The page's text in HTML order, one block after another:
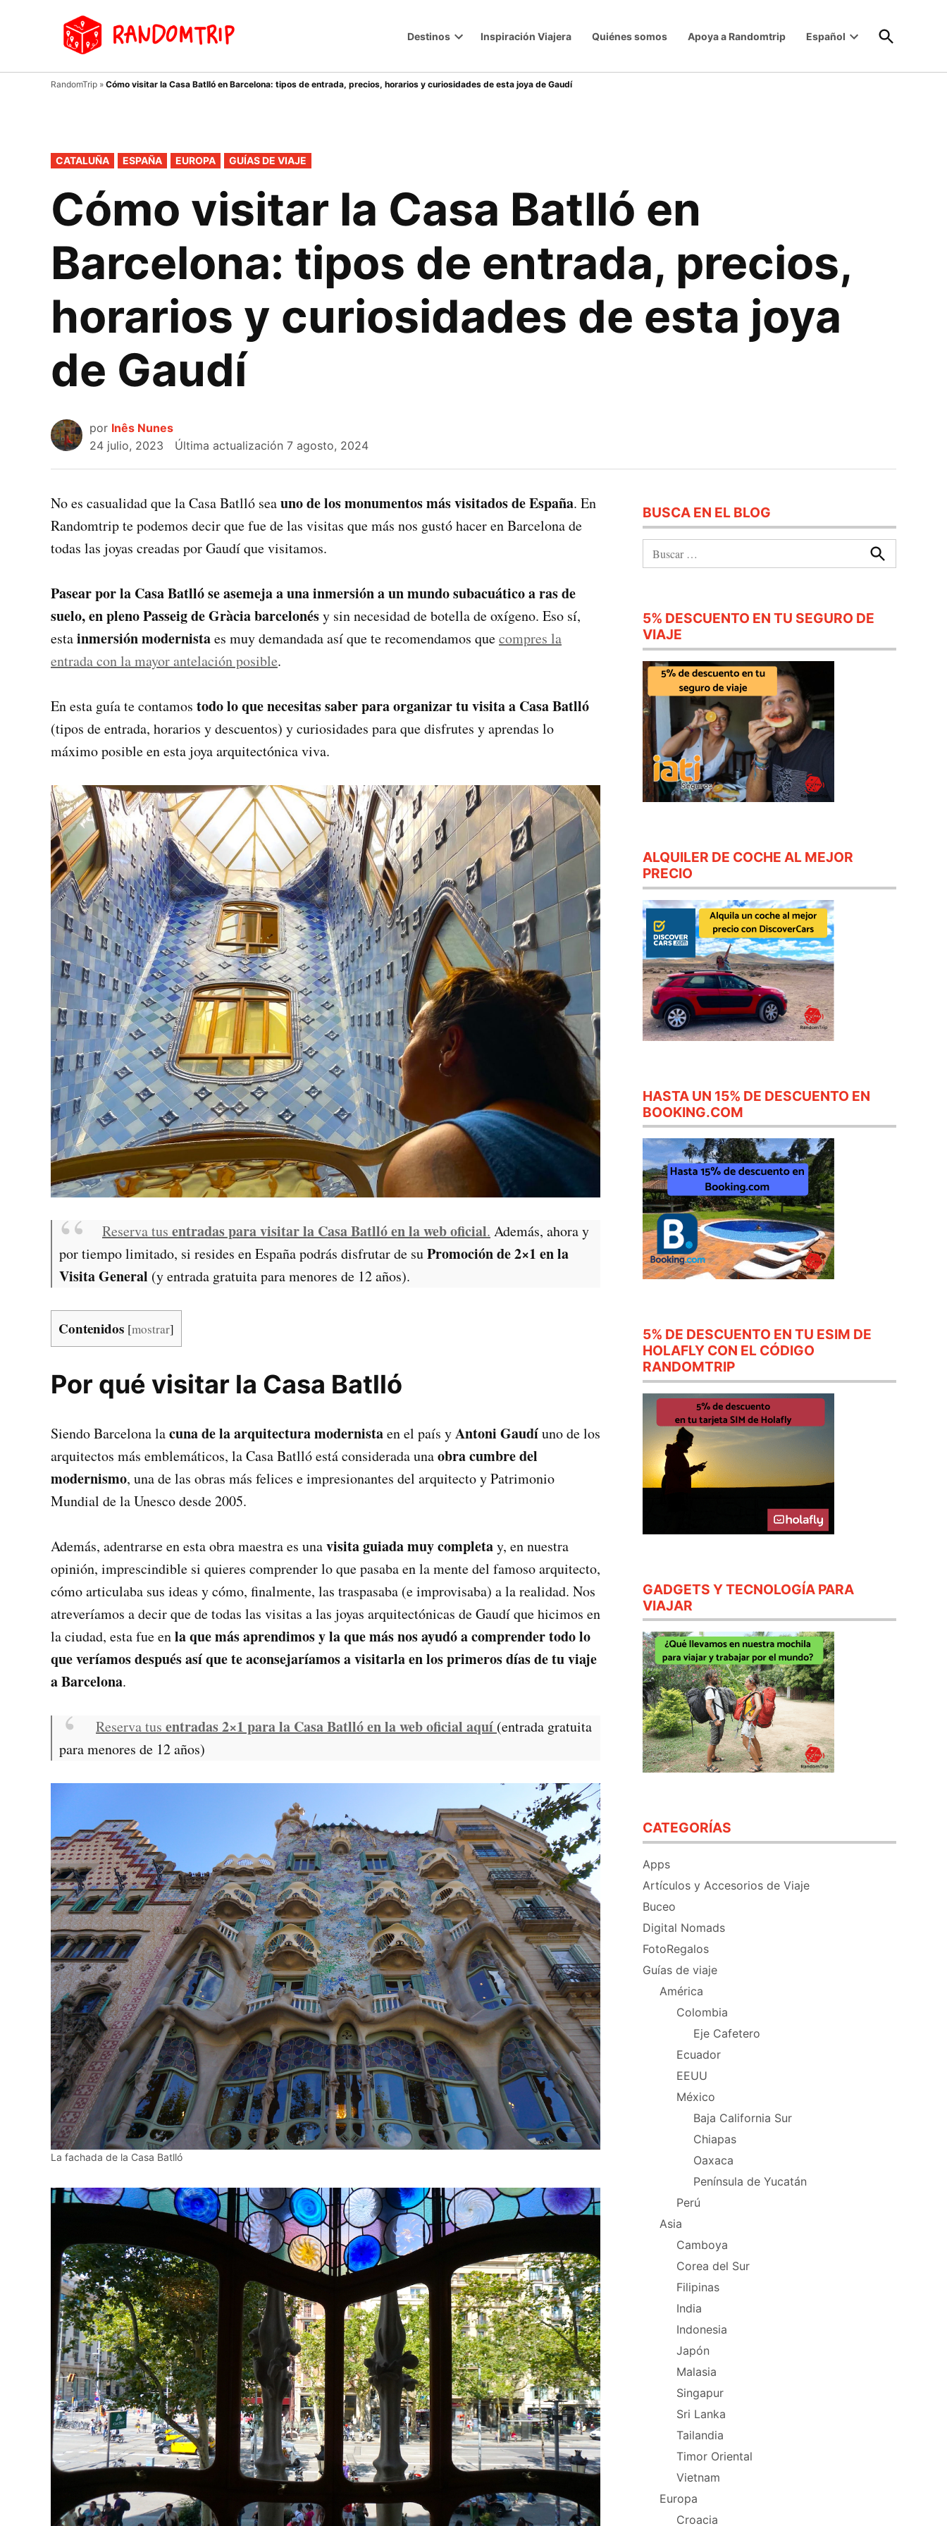
donde
tu
Destinos
menu
Inspiración Viajera Quiénes somos Apoya a Randomtrip Español
menu
Open
Search
RandomTrip » Cómo visitar la Casa Batlló en Barcelona: tipos de entrada, precios, horarios y curiosidades de esta joya de Gaudí
PUBLICADO
EN
CATALUÑA ESPAÑA EUROPA GUÍAS DE VIAJE
Cómo visitar la Casa Batlló en
Barcelona: tipos de entrada, precios,
horarios y curiosidades de esta joya
de Gaudí
por Inês Nunes
24 julio, 2023
Última actualización 7 agosto, 2024
No es casualidad que la Casa Batlló seauno de los monumentos más visitados de España. En
Randomtrip te podemos decir que fue de las visitas que más nos gustó hacer en Barcelona de
todas las joyas creadas por Gaudí que visitamos.
Pasear por la Casa Batlló se asemeja a una inmersión a un mundo subacuático a ras de
suelo, en pleno Passeig de Gràcia barcelonésy sin necesidad de botella de oxígeno. Eso sí,
estainmersión modernistaes muy demandada así que te recomendamos quecompres la
entrada con la mayor antelación posible.
En esta guía te contamos todo lo que necesitas saber para organizar tu visita a Casa Batlló
(tipos de entrada, horarios y descuentos) y curiosidades para que disfrutes y aprendas lo
máximo posible en esta joya arquitectónica viva.
Reserva tus entradas para visitar la Casa Batlló en la web oficial. Además, ahora y
por tiempo limitado, si resides en España podrás disfrutar de suPromoción de 2×1 en la
Visita General (y entrada gratuita para menores de 12 años).
Contenidos [mostrar]
Por qué visitar la Casa Batlló
Siendo Barcelona lacuna de la arquitectura modernistaen el país yAntoni Gaudíuno de los
arquitectos más emblemáticos, la Casa Batlló está considerada unaobra cumbre del
modernismo, una de las obras más felices e impresionantes del arquitecto y Patrimonio
Mundial de la Unesco desde 2005.
Además, adentrarse en esta obra maestra es unavisita guiada muy completay, en nuestra
opinión, imprescindible si quieres comprender lo que pasaba en la mente del famoso arquitecto,
cómo articulaba sus ideas y cómo, finalmente, las traspasaba (e improvisaba) a la realidad. Nos
atreveríamos a decir que de todas las visitas a las joyas arquitectónicas de Gaudí que hicimos en
la ciudad, esta fue enla que más aprendimos y la que más nos ayudó a comprender todo lo
que veríamos después así que te aconsejaríamos a visitarla en los primeros días de tu viaje
a Barcelona.
Reserva tus entradas 2×1 para la Casa Batlló en la web oficial aquí (entrada gratuita
para menores de 12 años)
La fachada de la Casa Batlló
BUSCA EN EL BLOG
Buscar
5% DESCUENTO EN TU SEGURO DE
VIAJE
ALQUILER DE COCHE AL MEJOR
PRECIO
HASTA UN 15% DE DESCUENTO EN
BOOKING.COM
5% DE DESCUENTO EN TU ESIM DE
HOLAFLY CON EL CÓDIGO
RANDOMTRIP
GADGETS Y TECNOLOGÍA PARA
VIAJAR
CATEGORÍAS
Apps
Artículos y Accesorios de Viaje
Buceo
Digital Nomads
FotoRegalos
Guías de viaje
América
Colombia
Eje Cafetero
Ecuador
EEUU
México
Baja California Sur
Chiapas
Oaxaca
Península de Yucatán
Perú
Asia
Camboya
Corea del Sur
Filipinas
India
Indonesia
Japón
Malasia
Singapur
Sri Lanka
Tailandia
Timor Oriental
Vietnam
Europa
Croacia